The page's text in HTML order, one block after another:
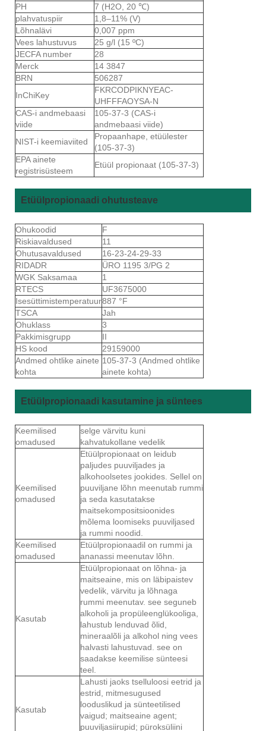
PH
7 (H2O, 20 ℃)
plahvatuspiir
1,8–11% (V)
Lõhnalävi
0,007 ppm
Vees lahustuvus
25 g/l (15 ºC)
JECFA number
28
Merck
14 3847
BRN
506287
InChiKey
FKRCODPIKNYEAC-
UHFFFAOYSA-N
CAS-i andmebaasi
viide
105-37-3 (CAS-i
andmebaasi viide)
NIST-i keemiaviited
Propaanhape, etüülester
(105-37-3)
EPA ainete
registrisüsteem
Etüül propionaat (105-37-3)
Etüülpropionaadi ohutusteave
Ohukoodid
F
Riskiavaldused
11
Ohutusavaldused
16-23-24-29-33
RIDADR
ÜRO 1195 3/PG 2
WGK Saksamaa
1
RTECS
UF3675000
Isesüttimistemperatuur887 °F
TSCA
Jah
Ohuklass
3
Pakkimisgrupp
II
HS kood
29159000
Andmed ohtlike ainete
kohta
105-37-3 (Andmed ohtlike
ainete kohta)
Etüülpropionaadi kasutamine ja süntees
Keemilised
omadused
selge värvitu kuni
kahvatukollane vedelik
Keemilised
omadused
Etüülpropionaat on leidub
paljudes puuviljades ja
alkohoolsetes jookides. Sellel on
puuviljane lõhn meenutab rummi
ja seda kasutatakse
maitsekompositsioonides
mõlema loomiseks puuviljased
ja rummi noodid.
Keemilised
omadused
Etüülpropionaadil on rummi ja
ananassi meenutav lõhn.
Kasutab
Etüülpropionaat on lõhna- ja
maitseaine, mis on läbipaistev
vedelik, värvitu ja lõhnaga
rummi meenutav. see seguneb
alkoholi ja propüleenglükooliga,
lahustub lenduvad õlid,
mineraalõli ja alkohol ning vees
halvasti lahustuvad. see on
saadakse keemilise sünteesi
teel.
Kasutab
Lahusti jaoks tselluloosi eetrid ja
estrid, mitmesugused
looduslikud ja sünteetilised
vaigud; maitseaine agent;
puuviljasiirupid; püroksüliini